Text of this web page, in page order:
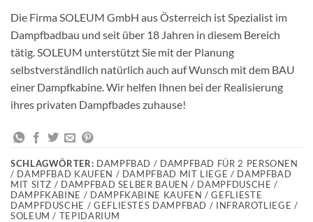
Die Firma SOLEUM GmbH aus Österreich ist Spezialist im
Dampfbadbau und seit über 18 Jahren in diesem Bereich
tätig. SOLEUM unterstützt Sie mit der Planung
selbstverständlich natürlich auch auf Wunsch mit dem BAU
einer Dampfkabine. Wir helfen Ihnen bei der Realisierung
ihres privaten Dampfbades zuhause!
SCHLAGWÖRTER: DAMPFBAD / DAMPFBAD FÜR 2 PERSONEN
/ DAMPFBAD KAUFEN / DAMPFBAD MIT LIEGE / DAMPFBAD
MIT SITZ / DAMPFBAD SELBER BAUEN / DAMPFDUSCHE /
DAMPFKABINE / DAMPFKABINE KAUFEN / GEFLIESTE
DAMPFDUSCHE / GEFLIESTES DAMPFBAD / INFRAROTLIEGE /
SOLEUM / TEPIDARIUM